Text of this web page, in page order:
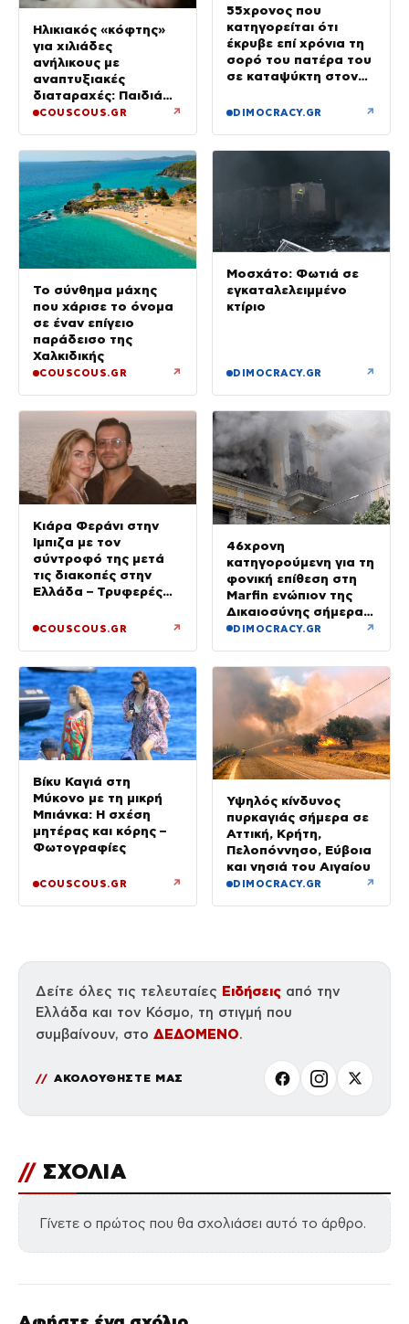
Ηλικιακός «κόφτης»
για χιλιάδες
ανήλικους με
αναπτυξιακές
διαταραχές: Παιδιά
ενός κατώτερου θεού
COUSCOUS.GR ↗
55χρονος που
κατηγορείται ότι
έκρυβε επί χρόνια τη
σορό του πατέρα του
σε καταψύκτη στον
του λόγια στους
DIMOCRACY.GR ↗
Το σύνθημα μάχης
που χάρισε το όνομα
σε έναν επίγειο
παράδεισο της
Χαλκιδικής
COUSCOUS.GR ↗
Μοσχάτο: Φωτιά σε
εγκαταλελειμμένο
κτίριο
DIMOCRACY.GR ↗
Κιάρα Φεράνι στην
Ίμπιζα με τον
σύντροφό της μετά
τις διακοπές στην
Ελλάδα – Τρυφερές
COUSCOUS.GR ↗
46χρονη
κατηγορούμενη για τη
φονική επίθεση στη
Marfin ενώπιον της
Δικαιοσύνης σήμερα –
Τα στοιχεία που την
DIMOCRACY.GR ↗
Βίκυ Καγιά στη
Μύκονο με τη μικρή
Μπιάνκα: Η σχέση
μητέρας και κόρης –
Φωτογραφίες
COUSCOUS.GR ↗
Υψηλός κίνδυνος
πυρκαγιάς σήμερα σε
Αττική, Κρήτη,
Πελοπόννησο, Εύβοια
και νησιά του Αιγαίου
DIMOCRACY.GR ↗
Δείτε όλες τις τελευταίες Ειδήσεις από την
Ελλάδα και τον Κόσμο, τη στιγμή που
συμβαίνουν, στο ΔΕΔΟΜΕΝΟ.
ΑΚΟΛΟΥΘΗΣΤΕ ΜΑΣ
// ΣΧΟΛΙΑ
Γίνετε ο πρώτος που θα σχολιάσει αυτό το άρθρο.